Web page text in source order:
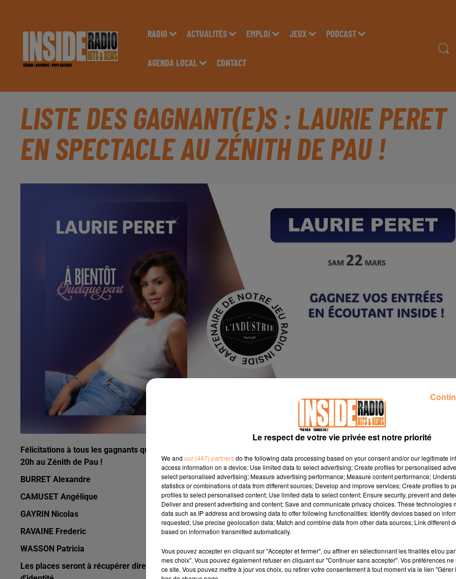
RADIO ACTUALITÉS EMPLOI JEUX PODCAST
AGENDA LOCAL CONTACT
LISTE DES GAGNANT(E)S : LAURIE PERET
EN SPECTACLE AU ZÉNITH DE PAU !
Félicitations à tous les gagnants qui remportent 2 places chacun pour le spectacle de Laurie Peret prévu demain soir à
20h au Zénith de Pau !
BURRET Alexandre
CAMUSET Angélique
GAYRIN Nicolas
RAVAINE Frederic
WASSON Patricia
Les places seront à récupérer directement au guichet du zénith le soir du spectacle en vous munisssant de votre pièce
Le respect de votre vie privée est notre priorité
We and our (447) partnersdo the following data processing based on your consent and/or our legitimate
access information on a device; Use limited data to select advertising; Create profiles for personalised
select personalised advertising; Measure advertising performance; Measure content performance;
statistics or combinations of data from different sources; Develop and improve services; Create profiles to
profiles to select personalised content; Use limited data to select content; Ensure security, prevent and
Deliver and present advertising and content; Save and communicate privacy choices. These technologies
data such as IP address and browsing data to offer following functionalities: Identify devices based on
requested; Use precise geolocation data; Match and combine data from other data sources; Link different
based on information transmitted automatically.
Vous pouvez accepter en cliquant sur "Accepter et fermer", ou affiner en sélectionnant les finalités et/ou
mes choix". Vous pouvez également refuser en cliquant sur "Continuer sans accepter". Vos préférences
ce site. Vous pouvez mettre à jour vos choix, ou retirer votre consentement à tout moment via le lien